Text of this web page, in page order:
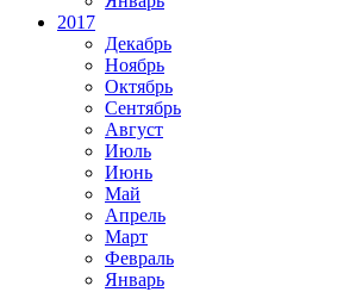
2017
Декабрь
Ноябрь
Октябрь
Сентябрь
Август
Июль
Июнь
Май
Апрель
Март
Февраль
Январь